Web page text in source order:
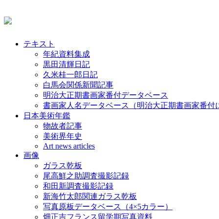
テキスト
年紀資料集成
黒田清輝日記
久米桂一郎日記
白馬会関係新聞記事
明治大正期書画家番付データベース
書画家人名データベース（明治大正期書画家番付
日本美術年鑑
物故者記事
美術界年史
Art news articles
画像
ガラス乾板
尾高鮮之助調査撮影記録
和田新調査撮影記録
新海竹太郎関連ガラス乾板
写真原板データベース（4×5カラー）
畑正吉フランス留学期写真資料